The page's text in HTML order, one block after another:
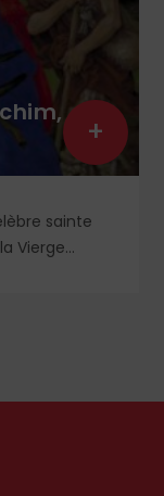
sainte
Vierge
sa piété
+